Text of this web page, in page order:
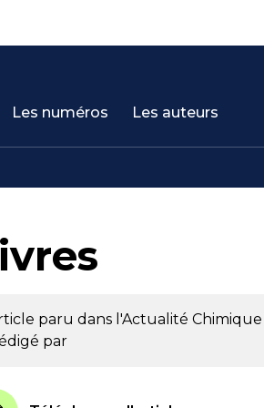
Les numéros Les auteurs
paru dans l'Actualité Chimique
par